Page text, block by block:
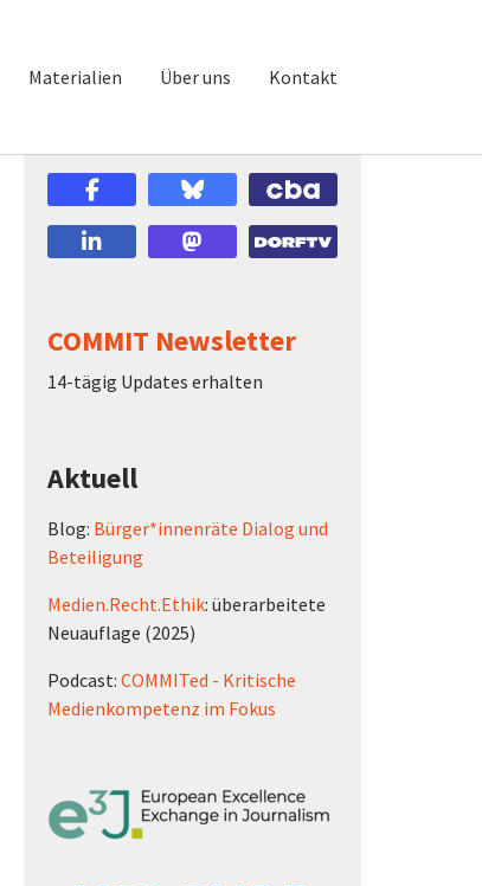
Materialien Über uns Kontakt
COMMIT Newsletter
14-tägig Updates erhalten
Aktuell
Blog: Bürger*innenräte Dialog und
Beteiligung
Medien.Recht.Ethik: überarbeitete
Neuauflage (2025)
Podcast: COMMITed - Kritische
Medienkompetenz im Fokus